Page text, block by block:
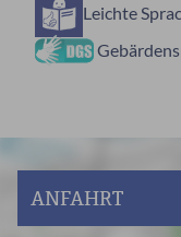
Leichte
ANFAHRT